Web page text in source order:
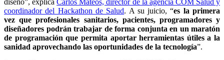
coordinador del Hackathon de Salud. A su juicio, “es la primera
vez que profesionales sanitarios, pacientes, programadores y
diseñadores podrán trabajar de forma conjunta en un maratón
de programación que permita aportar herramientas útiles a la
sanidad aprovechando las oportunidades de la tecnología”.